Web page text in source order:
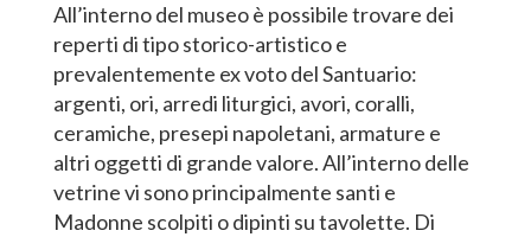
All’interno del museo è possibile trovare dei
reperti di tipo storico-artistico e
prevalentemente ex voto del Santuario:
argenti, ori, arredi liturgici, avori, coralli,
ceramiche, presepi napoletani, armature e
altri oggetti di grande valore. All’interno delle
vetrine vi sono principalmente santi e
Madonne scolpiti o dipinti su tavolette. Di